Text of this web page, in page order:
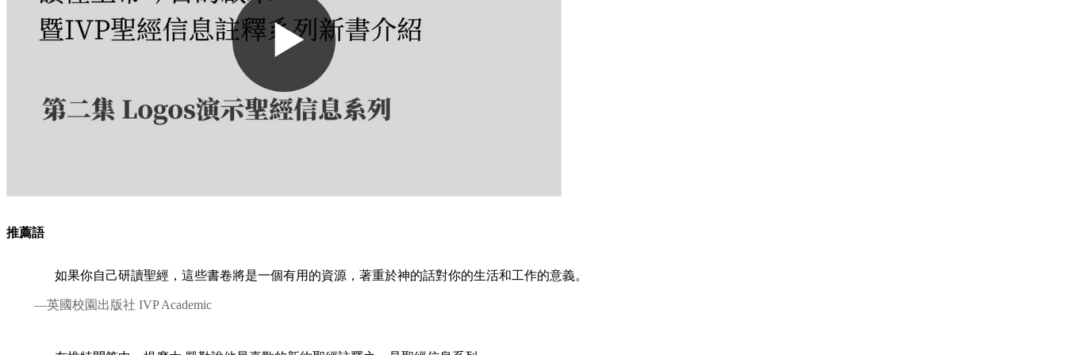
推薦語
如果你自己研讀聖經，這些書卷將是一個有用的資源，著重於神的話對你的生活和工作的意義。
—英國校園出版社 IVP Academic